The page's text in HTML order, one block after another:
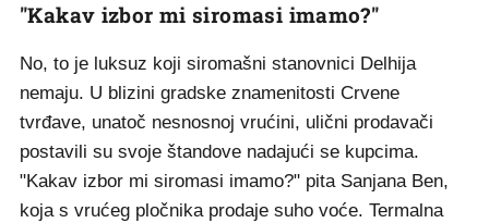
"Kakav izbor mi siromasi imamo?"
No, to je luksuz koji siromašni stanovnici Delhija
nemaju. U blizini gradske znamenitosti Crvene
tvrđave, unatoč nesnosnoj vrućini, ulični prodavači
postavili su svoje štandove nadajući se kupcima.
"Kakav izbor mi siromasi imamo?" pita Sanjana Ben,
koja s vrućeg pločnika prodaje suho voće. Termalna